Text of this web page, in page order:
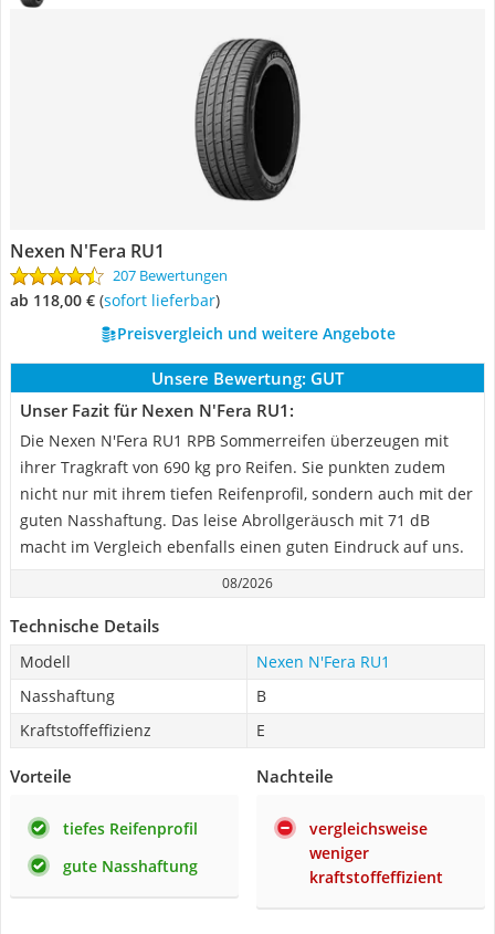
Nexen N'Fera RU1
207 Bewertungen
ab 118,00 € ( Sofort lieferbar)
Preisvergleich und weitere Angebote
Unsere Bewertung: GUT
Unser Fazit für Nexen N'Fera RU1:
Die Nexen N'Fera RU1 RPB Sommerreifen überzeugen mit
ihrer Tragkraft von 690 kg pro Reifen. Sie punkten zudem
nicht nur mit ihrem tiefen Reifenprofil, sondern auch mit der
guten Nasshaftung. Das leise Abrollgeräusch mit 71 dB
macht im Vergleich ebenfalls einen guten Eindruck auf uns.
08/2026
Technische Details
Modell
Nexen N'Fera RU1
Nasshaftung
B
Kraftstoffeffizienz
E
Vorteile
tiefes Reifenprofil
gute Nasshaftung
Nachteile
vergleichsweise
weniger
kraftstoffeffizient